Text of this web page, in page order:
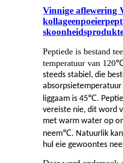
Vinnige aflewering
Peptiede is bestand
temperatuur van 120
steeds stabiel, die
absorpsietemperatuur
liggaam is 45℃.
vereiste nie, dit word
met warm water op
neem℃. Natuurlik
hul eie gewoontes